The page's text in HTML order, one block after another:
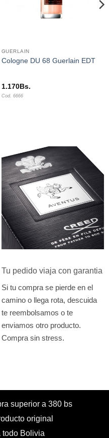
GUERLAIN
Cologne DU 68 Guerlain EDT
1.170Bs.
Cod. 6666
Tu pedido viaja con garantia
Si tu compra se pierde en el
camino o llega rota, descuida
te reembolsamos o te
enviamos otro producto.
Compra sin stress.
superior a 380 bs
original
todo Bolivia